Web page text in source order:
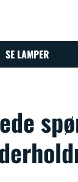
SE LAMPER